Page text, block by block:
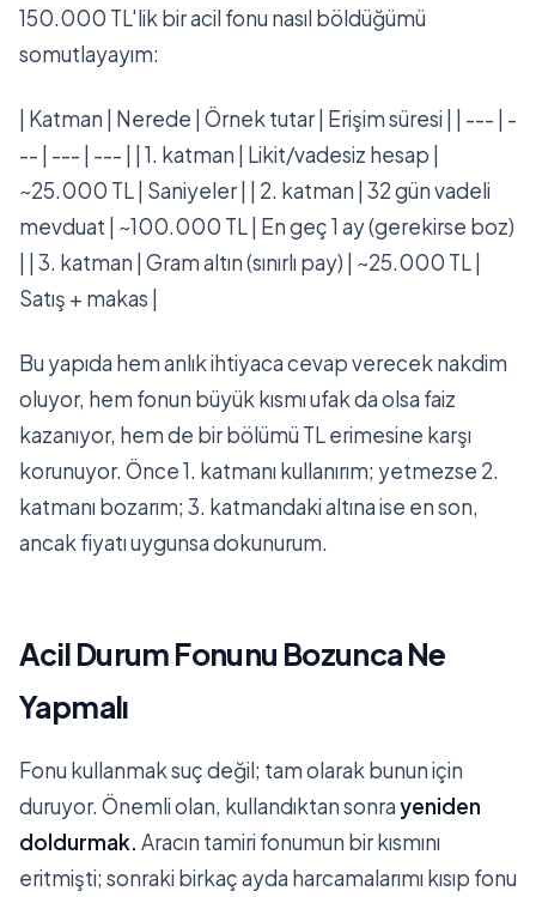
150.000 TL'lik bir acil fonu nasıl böldüğümü
somutlayayım:
| Katman | Nerede | Örnek tutar | Erişim süresi | | --- | -
-- | --- | --- | | 1. katman | Likit/vadesiz hesap |
~25.000 TL | Saniyeler | | 2. katman | 32 gün vadeli
mevduat | ~100.000 TL | En geç 1 ay (gerekirse boz)
| | 3. katman | Gram altın (sınırlı pay) | ~25.000 TL |
Satış + makas |
Bu yapıda hem anlık ihtiyaca cevap verecek nakdim
oluyor, hem fonun büyük kısmı ufak da olsa faiz
kazanıyor, hem de bir bölümü TL erimesine karşı
korunuyor. Önce 1. katmanı kullanırım; yetmezse 2.
katmanı bozarım; 3. katmandaki altına ise en son,
ancak fiyatı uygunsa dokunurum.
Acil Durum Fonunu Bozunca Ne
Yapmalı
Fonu kullanmak suç değil; tam olarak bunun için
duruyor. Önemli olan, kullandıktan sonrayeniden
doldurmak. Aracın tamiri fonumun bir kısmını
eritmişti; sonraki birkaç ayda harcamalarımı kısıp fonu